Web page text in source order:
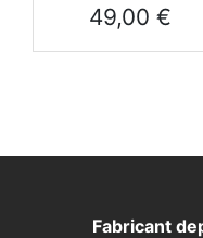
Prix
49,00 €
Fabricant